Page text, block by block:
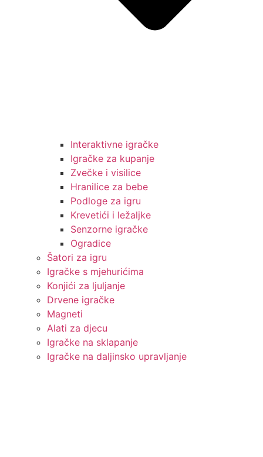
Interaktivne igračke
Igračke za kupanje
Zvečke i visilice
Hranilice za bebe
Podloge za igru
Krevetići i ležaljke
Senzorne igračke
Ogradice
Šatori za igru
Igračke s mjehurićima
Konjići za ljuljanje
Drvene igračke
Magneti
Alati za djecu
Igračke na sklapanje
Igračke na daljinsko upravljanje